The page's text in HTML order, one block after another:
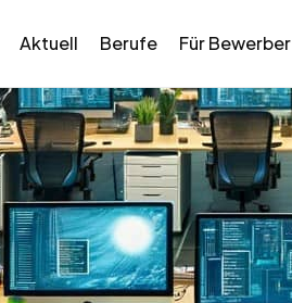
Aktuell Berufe Für Bewerber